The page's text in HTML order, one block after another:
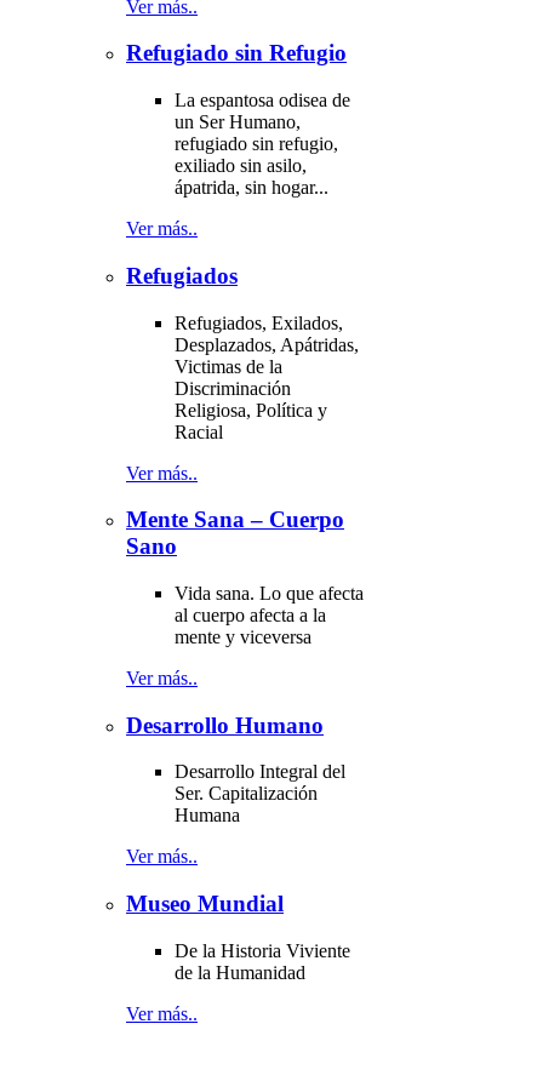
Ver más..
Refugiado sin Refugio
La espantosa odisea de
un Ser Humano,
refugiado sin refugio,
exiliado sin asilo,
ápatrida, sin hogar...
Ver más..
Refugiados
Refugiados, Exilados,
Desplazados, Apátridas,
Victimas de la
Discriminación
Religiosa, Política y
Racial
Ver más..
Mente Sana – Cuerpo
Sano
Vida sana. Lo que afecta
al cuerpo afecta a la
mente y viceversa
Ver más..
Desarrollo Humano
Desarrollo Integral del
Ser. Capitalización
Humana
Ver más..
Museo Mundial
De la Historia Viviente
de la Humanidad
Ver más..